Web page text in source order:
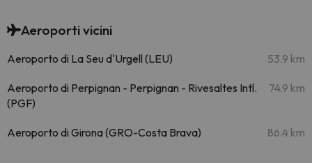
Aeroporti vicini
Aeroporto di La Seu d'Urgell (LEU) 53.9 km
Aeroporto di Perpignan - Perpignan - Rivesaltes Intl.
(PGF)
74.9 km
Aeroporto di Girona (GRO-Costa Brava) 86.4 km